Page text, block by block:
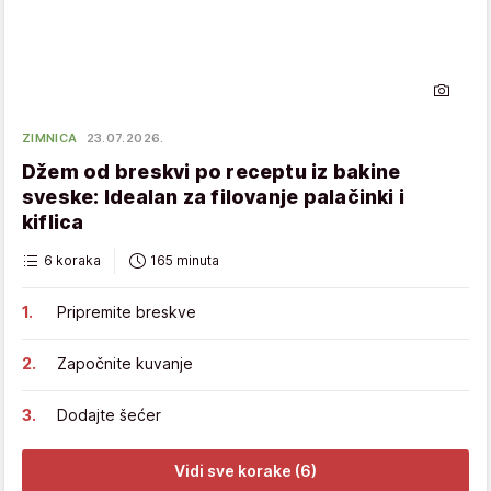
ZIMNICA 23.07.2026.
Džem od breskvi po receptu iz bakine
sveske: Idealan za filovanje palačinki i
kiflica
6 koraka 165 minuta
Pripremite breskve
Započnite kuvanje
Dodajte šećer
Vidi sve korake (6)